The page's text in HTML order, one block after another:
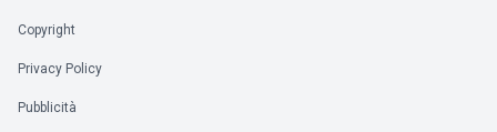
Copyright
Privacy Policy
Pubblicità